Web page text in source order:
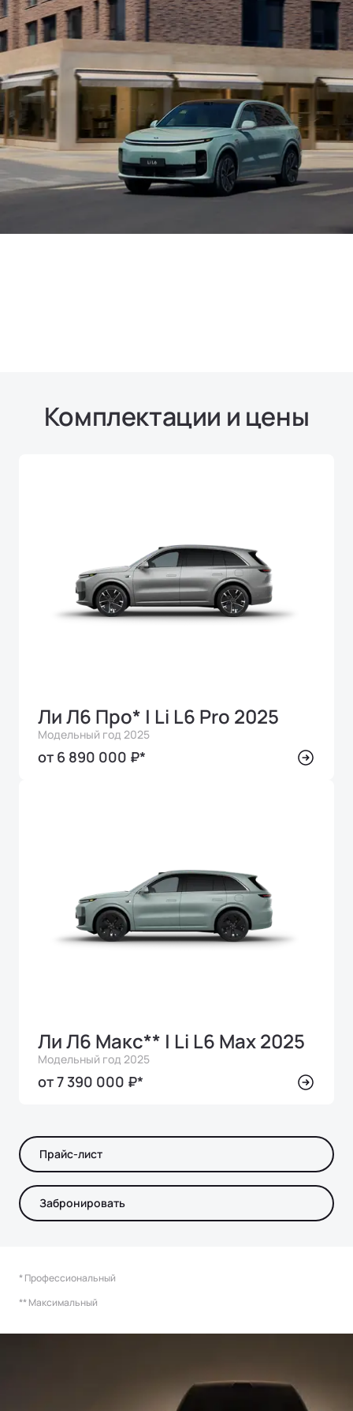
Ли Л9 | Li L9
ОТ 9 650 000 ₽
Комплектации и цены
Ли Л6 Про* | Li L6 Pro 2025
Модельный год 2025
от 6 890 000 ₽*
Ли Л6 Макс** | Li L6 Max 2025
Модельный год 2025
от 7 390 000 ₽*
Прайс-лист
Забронировать
* Профессиональный
** Максимальный